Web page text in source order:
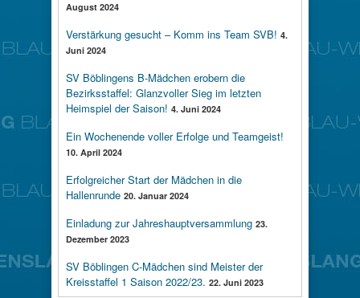
August 2024
Verstärkung gesucht – Komm ins Team SVB! 4.
Juni 2024
SV Böblingens B-Mädchen erobern die
Bezirksstaffel: Glanzvoller Sieg im letzten
Heimspiel der Saison! 4. Juni 2024
Ein Wochenende voller Erfolge und Teamgeist!
10. April 2024
Erfolgreicher Start der Mädchen in die
Hallenrunde 20. Januar 2024
Einladung zur Jahreshauptversammlung 23.
Dezember 2023
SV Böblingen C-Mädchen sind Meister der
Kreisstaffel 1 Saison 2022/23. 22. Juni 2023